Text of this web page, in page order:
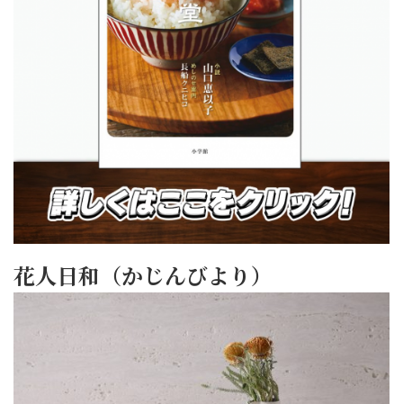
花人日和（かじんびより）